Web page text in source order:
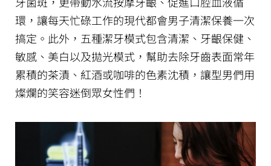
環，讓每天忙碌工作的現代都會男子清潔保養一次
搞定。此外，五種潔牙模式包含清潔、牙齦保健、
敏感、美白以及拋光模式，幫助去除牙齒表面常年
累積的茶漬、紅酒或咖啡的色素沈積，讓型男們用
燦爛的笑容迷倒眾女性們！